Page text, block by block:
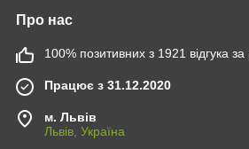
Про нас
100% позитивних з 1921 відгука за
Працює з 31.12.2020
м. Львів
Львів, Україна